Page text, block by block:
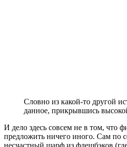
Словно из какой-то другой
данное, прикрывшись
И дело здесь совсем не в том, что
предложить ничего иного. Сам по